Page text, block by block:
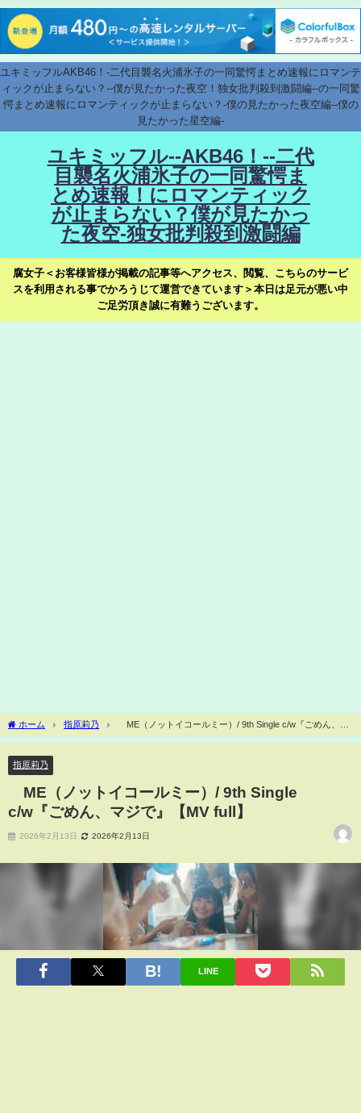
ユキミッフルAKB46！-二代目襲名火浦氷子の一同驚愕まとめ速報にロマンテ
ィックが止まらない？--僕が見たかった夜空！独女批判殺到激闘編--の一同驚
愕まとめ速報にロマンティックが止まらない？-僕の見たかった夜空編--僕の
見たかった星空編-
ユキミッフル--AKB46！--二代
目襲名火浦氷子の一同驚愕ま
とめ速報！にロマンティック
が止まらない？僕が見たかっ
た夜空-独女批判殺到激闘編
腐女子＜お客様皆様が掲載の記事等へアクセス、閲覧、こちらのサービ
スを利用される事でかろうじて運営できています＞本日は足元が悪い中
ご足労頂き誠に有難うございます。
ホーム 指原莉乃
≠ME（ノットイコールミー）/ 9th Single c/w『ごめん、マ
ジで』【MV full】
指原莉乃
≠ME（ノットイコールミー）/ 9th Single
c/w『ごめん、マジで』【MV full】
2026年2月13日 2026年2月13日
LINE